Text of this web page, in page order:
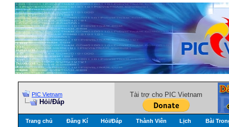
PIC Vietnam
Hỏi/Ðáp
Tài trợ cho PIC Vietnam
Trang chủ Đăng Kí Hỏi/Ðáp Thành Viên Lịch Bài